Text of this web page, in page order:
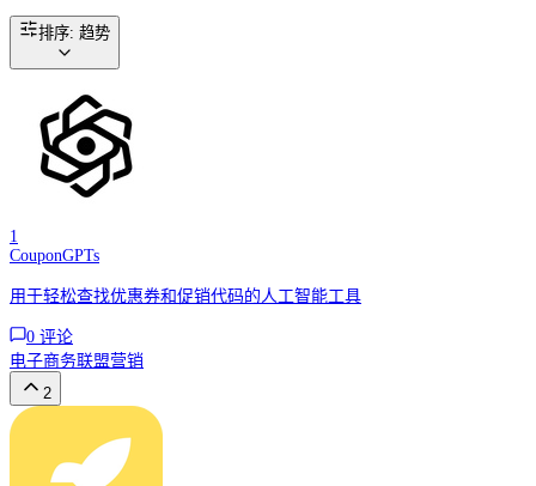
排序: 趋势
1
CouponGPTs
用于轻松查找优惠券和促销代码的人工智能工具
0 评论
电子商务联盟营销
2